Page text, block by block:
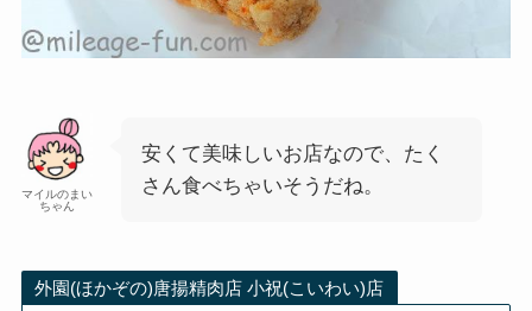
マイルのまい
ちゃん
安くて美味しいお店なので、たく
さん食べちゃいそうだね。
外園(ほかぞの)唐揚精肉店 小祝(こいわい)店